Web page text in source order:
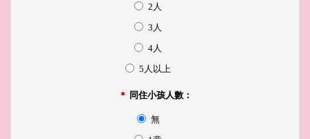
2人
3人
4人
5人以上
＊ 同住小孩人數：
無